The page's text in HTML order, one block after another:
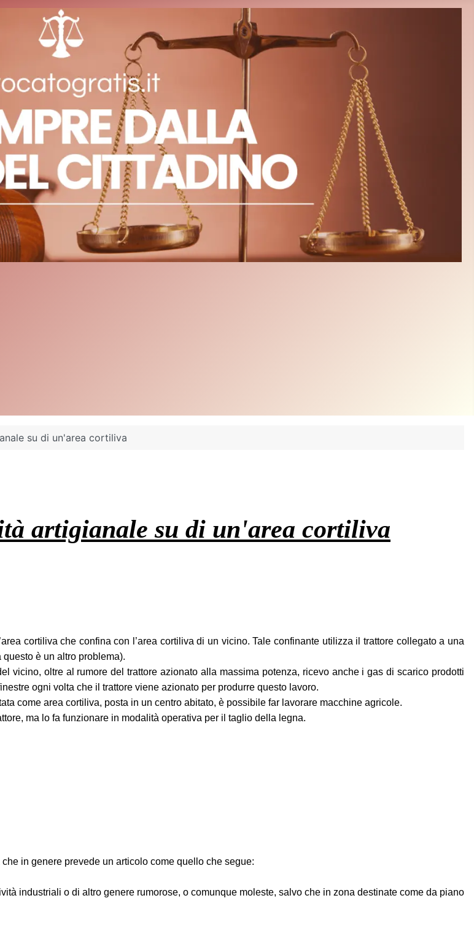
su di un'area cortiliva
artigianale su di un'area cortiliva
cortiliva che confina con l’area cortiliva di un vicino. Tale confinante utilizza il trattore collegato a una
è un altro problema).
vicino, oltre al rumore del trattore azionato alla massima potenza, ricevo anche i gas di scarico prodotti
ogni volta che il trattore viene azionato per produrre questo lavoro.
come area cortiliva, posta in un centro abitato, è possibile far lavorare macchine agricole.
ma lo fa funzionare in modalità operativa per il taglio della legna.
in genere prevede un articolo come quello che segue:
industriali o di altro genere rumorose, o comunque moleste, salvo che in zona destinate come da piano